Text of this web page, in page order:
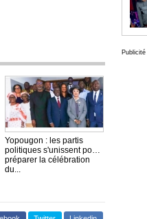
Yopougon : les partis
politiques s'unissent pour
préparer la célébration
du...
Publicité